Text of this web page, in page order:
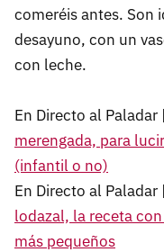
comeréis antes. Son
desayuno, con un
con leche.
En Directo al Paladar |
merengada, para
(infantil o no)
En Directo al Paladar |
lodazal, la receta
más pequeños